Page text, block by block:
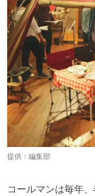
提供：編集部
コールマンは毎年